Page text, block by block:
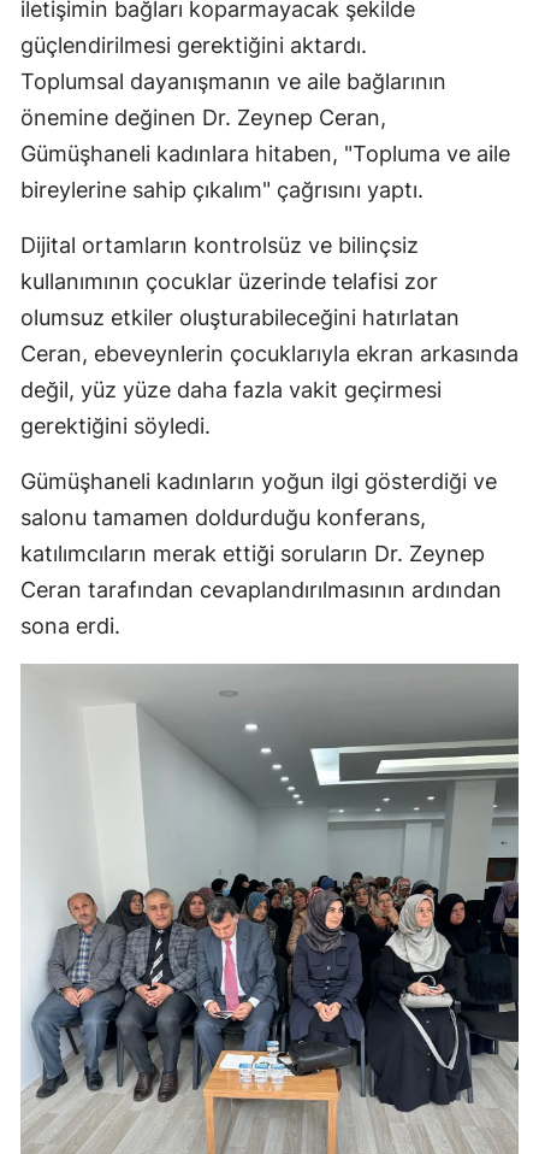
Samsun
Siirt
Sivas
Tekirdağ
Tokat
Trabzon
Tunceli
Uşak
Van
Yozgat
Karaman
Kırıkkale
Batman
Şırnak
Bartın
Ardahan
Iğdır
Yalova
iletişimin bağları koparmayacak şekilde
güçlendirilmesi gerektiğini aktardı.
Toplumsal dayanışmanın ve aile bağlarının
önemine değinen Dr. Zeynep Ceran,
Gümüşhaneli kadınlara hitaben, "Topluma ve aile
bireylerine sahip çıkalım" çağrısını yaptı.
Dijital ortamların kontrolsüz ve bilinçsiz
kullanımının çocuklar üzerinde telafisi zor
olumsuz etkiler oluşturabileceğini hatırlatan
Ceran, ebeveynlerin çocuklarıyla ekran arkasında
değil, yüz yüze daha fazla vakit geçirmesi
gerektiğini söyledi.
Gümüşhaneli kadınların yoğun ilgi gösterdiği ve
salonu tamamen doldurduğu konferans,
katılımcıların merak ettiği soruların Dr. Zeynep
Ceran tarafından cevaplandırılmasının ardından
sona erdi.